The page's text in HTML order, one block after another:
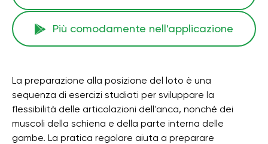
Più comodamente nell'applicazione
La preparazione alla posizione del loto è una
sequenza di esercizi studiati per sviluppare la
flessibilità delle articolazioni dell'anca, nonché dei
muscoli della schiena e della parte interna delle
gambe. La pratica regolare aiuta a preparare